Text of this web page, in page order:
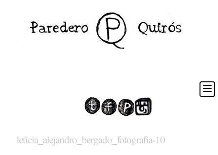
leticia_alejandro_bergado_fotografia-10